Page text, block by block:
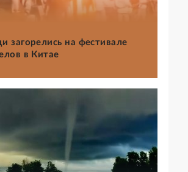
загорелись на фестивале
в Китае